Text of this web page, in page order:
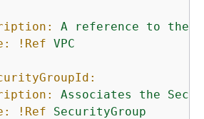
A reference to the
!Ref VPC
Associates the
!Ref SecurityGroup